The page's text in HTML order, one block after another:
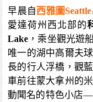
早晨自西雅圖Seattle
愛達荷州西北部的
Lake ，乘坐觀光遊
唯一的湖中高爾夫
長的行人浮橋，觀
車前往蒙大拿州的
動聞名的特色小店—